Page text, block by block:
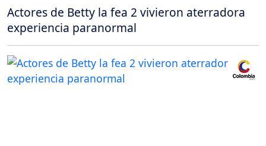
Actores de Betty la fea 2 vivieron aterradora
experiencia paranormal